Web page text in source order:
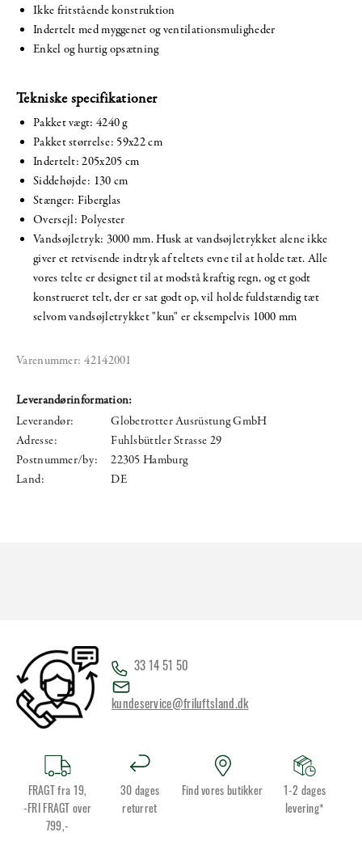
Ikke fritstående konstruktion
Indertelt med myggenet og ventilationsmuligheder
Enkel og hurtig opsætning
Tekniske specifikationer
Pakket vægt: 4240 g
Pakket størrelse: 59x22 cm
Indertelt: 205x205 cm
Siddehøjde: 130 cm
Stænger: Fiberglas
Oversejl: Polyester
Vandsøjletryk: 3000 mm. Husk at vandsøjletrykket alene ikke
giver et retvisende indtryk af teltets evne til at holde tæt. Alle
vores telte er designet til at modstå kraftig regn, og et godt
konstrueret telt, der er sat godt op, vil holde fuldstændig tæt
selvom vandsøjletrykket "kun" er eksempelvis 1000 mm
Varenummer: 42142001
Leverandørinformation:
Leverandør:
Globetrotter Ausrüstung GmbH
Adresse:
Fuhlsbüttler Strasse 29
Postnummer/by:
22305 Hamburg
Land:
DE
33 14 51 50
kundeservice@friluftsland.dk
FRAGT fra 19,
-FRI FRAGT over
799,-
30 dages
returret
Find vores butikker
1-2 dages
levering*